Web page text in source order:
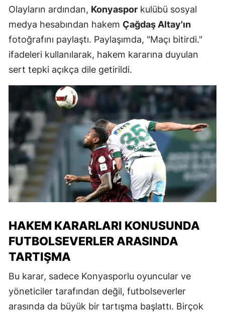
Olayların ardından, Konyaspor kulübü sosyal
medya hesabından hakem Çağdaş Altay'ın
fotoğrafını paylaştı. Paylaşımda, "Maçı bitirdi."
ifadeleri kullanılarak, hakem kararına duyulan
sert tepki açıkça dile getirildi.
HAKEM KARARLARI KONUSUNDA
FUTBOLSEVERLER ARASINDA
TARTIŞMA
Bu karar, sadece Konyasporlu oyuncular ve
yöneticiler tarafından değil, futbolseverler
arasında da büyük bir tartışma başlattı. Birçok